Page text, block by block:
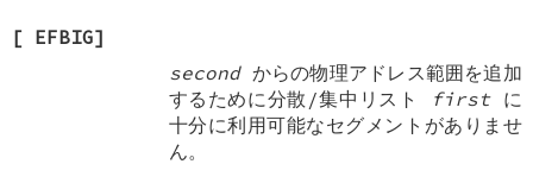
[ EFBIG]
secondからの物理アドレス範囲を追加
するために分散/集中リスト
firstに
十分に利用可能なセグメントがありませ
ん。